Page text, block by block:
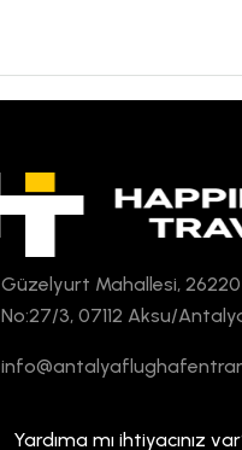
Güzelyurt Mahallesi,
No:27/3, 07112 Aksu/
Yardıma mı ihtiyacınız